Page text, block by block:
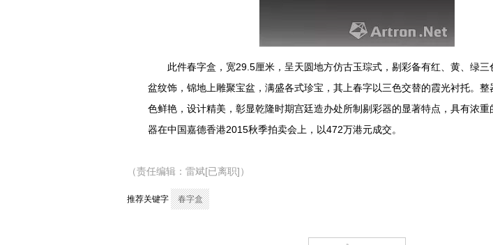
此件春字盒，宽29.5厘米，呈天圆地方仿古玉琮式，剔彩备有红、黄、绿三
盆纹饰，锦地上雕聚宝盆，满盛各式珍宝，其上春字以三色交替的霞光衬托。整
色鲜艳，设计精美，彰显乾隆时期宫廷造办处所制剔彩器的显著特点，具有浓重
器在中国嘉德香港2015秋季拍卖会上，以472万港元成交。
（责任编辑：雷斌[已离职]）
推荐关键字 春字盒